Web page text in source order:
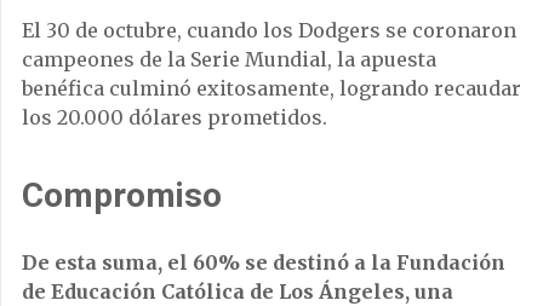
El 30 de octubre, cuando los Dodgers se coronaron
campeones de la Serie Mundial, la apuesta
benéfica culminó exitosamente, logrando recaudar
los 20.000 dólares prometidos.
Compromiso
De esta suma, el 60% se destinó a la Fundación
de Educación Católica de Los Ángeles, una